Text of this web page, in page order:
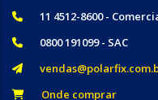
11 4512-8600 -
0800 191099 - SAC
Onde comprar